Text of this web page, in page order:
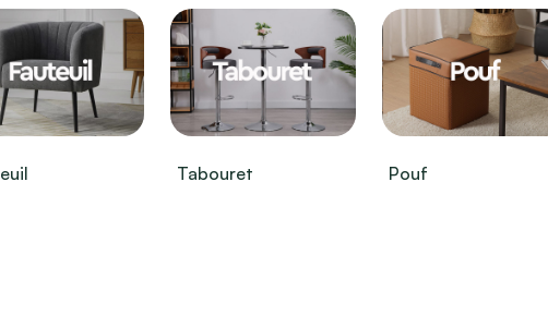
Tabouret Pouf